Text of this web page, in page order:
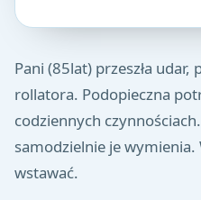
Pani (85lat) przeszła udar,
rollatora. Podopieczna
codziennych
samodzielnie je wymienia.
wstawać.